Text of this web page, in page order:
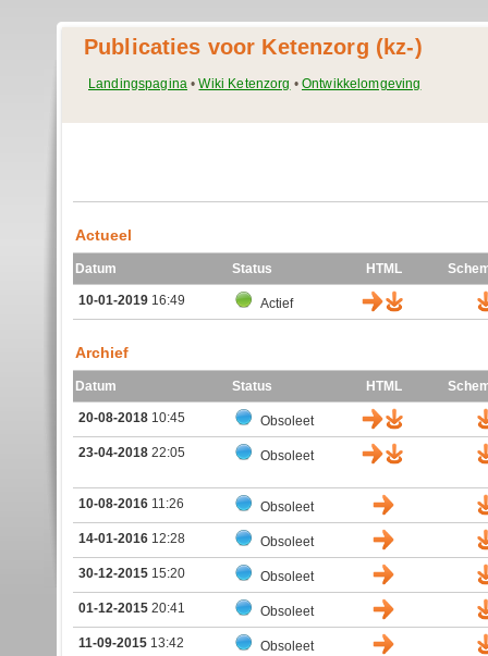
Publicaties voor Ketenzorg (kz-)
Landingspagina •Wiki Ketenzorg • Ontwikkelomgeving
Actueel
Datum Status HTML
10-01-2019 16:49 Actief
Archief
Datum Status HTML
20-08-2018 10:45 Obsoleet
23-04-2018 22:05 Obsoleet
10-08-2016 11:26 Obsoleet
14-01-2016 12:28 Obsoleet
30-12-2015 15:20 Obsoleet
01-12-2015 20:41 Obsoleet
11-09-2015 13:42 Obsoleet